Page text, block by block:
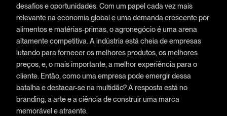
desafios e oportunidades. Com um papel cada vez mais
relevante na economia global e uma demanda crescente por
alimentos e matérias-primas, o agronegócio é uma arena
altamente competitiva. A indústria está cheia de empresas
lutando para fornecer os melhores produtos, os melhores
preços, e, o mais importante, a melhor experiência para o
cliente. Então, como uma empresa pode emergir dessa
batalha e destacar-se na multidão? A resposta está no
branding, a arte e a ciência de construir uma marca
memorável e atraente.